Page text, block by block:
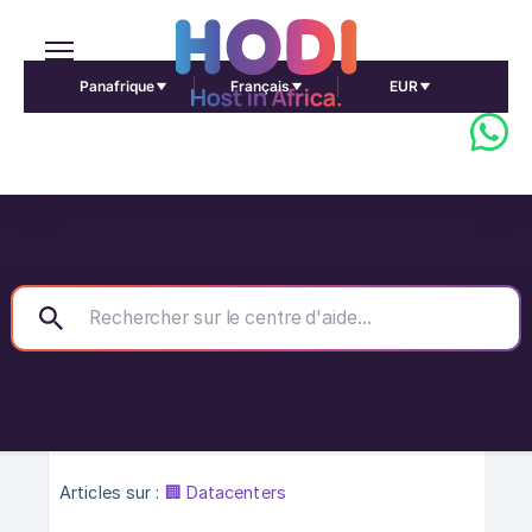
Panafrique Français EUR
Articles sur : 🏢 Datacenters